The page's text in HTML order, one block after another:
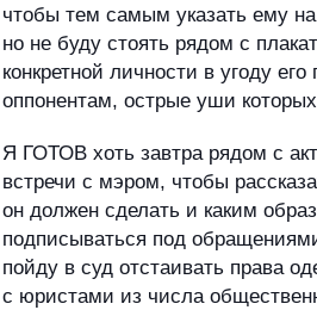
чтобы тем самым указать ему
но не буду стоять рядом с
конкретной личности в угоду
оппонентам, острые уши
Я ГОТОВ хоть завтра рядом с
встречи с мэром, чтобы
он должен сделать и каким
подписываться под
пойду в суд отстаивать права
с юристами из числа